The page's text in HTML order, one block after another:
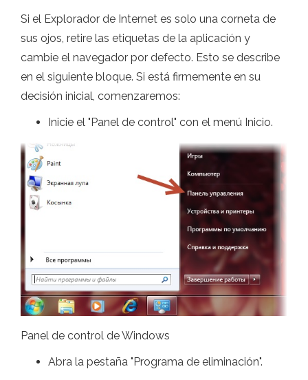
Si el Explorador de Internet es solo una corneta de
sus ojos, retire las etiquetas de la aplicación y
cambie el navegador por defecto. Esto se describe
en el siguiente bloque. Si está firmemente en su
decisión inicial, comenzaremos:
Inicie el "Panel de control" con el menú Inicio.
Panel de control de Windows
Abra la pestaña "Programa de eliminación".